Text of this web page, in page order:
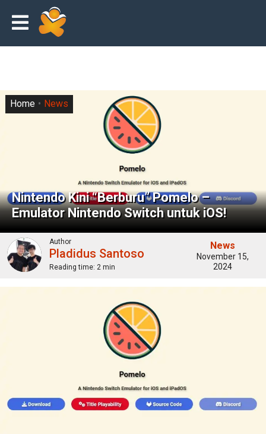
Nintendo Kini “Berburu” Pomelo –
Emulator Nintendo Switch untuk iOS!
Home News
Author
Pladidus Santoso
Reading time: 2 min
News
November 15,
2024